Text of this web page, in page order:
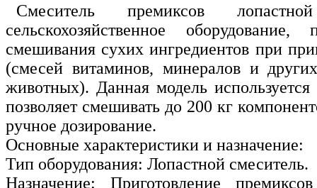
Смеситель премиксов
сельскохозяйственное оборудование,
смешивания сухих ингредиентов при
(смесей витаминов, минералов и
животных). Данная модель используется
позволяет смешивать до 200 кг
ручное дозирование.
Основные характеристики и назначение:
Тип оборудования: Лопастной смеситель.
Назначение: Приготовление